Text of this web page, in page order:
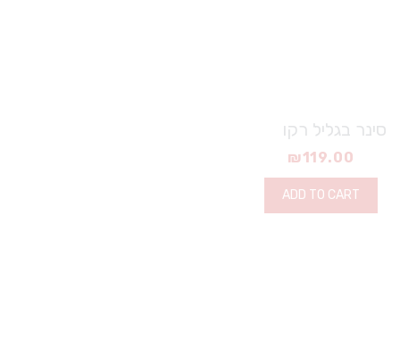
סינר בגליל רקו
₪119.00
ADD TO CART